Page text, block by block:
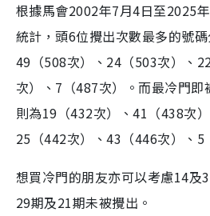
根據馬會2002年7月4日至2025
統計，頭6位攪出次數最多的號
49（508次）、24（503次）、
次）、7（487次）。而最冷門
則為19（432次）、41（438次
25（442次）、43（446次）、5
想買冷門的朋友亦可以考慮14及
29期及21期未被攪出。